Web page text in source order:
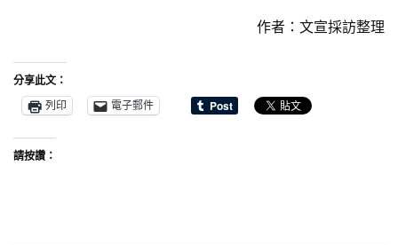
作者：文宣採訪整理
分享此文：
列印
電子郵件
請按讚：